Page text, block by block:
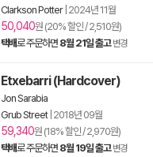
Clarkson Potter| 2024년 11월
50,040원 (20% 할인 / 2,510원)
택배로 주문하면 8월 21일 출고 변경
Etxebarri (Hardcover)
Jon Sarabia
Grub Street| 2018년 09월
59,340원 (18% 할인 / 2,970원)
택배로 주문하면 8월 19일 출고 변경